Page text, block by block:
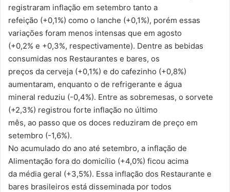
registraram inflação em setembro tanto a
refeição (+0,1%) como o lanche (+0,1%), porém essas
variações foram menos intensas que em agosto
(+0,2% e +0,3%, respectivamente). Dentre as bebidas
consumidas nos Restaurantes e bares, os
preços da cerveja (+0,1%) e do cafezinho (+0,8%)
aumentaram, enquanto o de refrigerante e água
mineral reduziu (-0,4%). Entre as sobremesas, o sorvete
(+2,3%) registrou forte inflação no último
mês, ao passo que os doces reduziram de preço em
setembro (-1,6%).
No acumulado do ano até setembro, a inflação de
Alimentação fora do domicílio (+4,0%) ficou acima
da média geral (+3,5%). Essa inflação dos Restaurante e
bares brasileiros está disseminada por todos